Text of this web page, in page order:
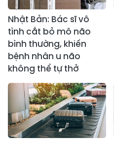
Nhật Bản: Bác sĩ vô
tình cắt bỏ mô não
bình thường, khiến
bệnh nhân u não
không thể tự thở